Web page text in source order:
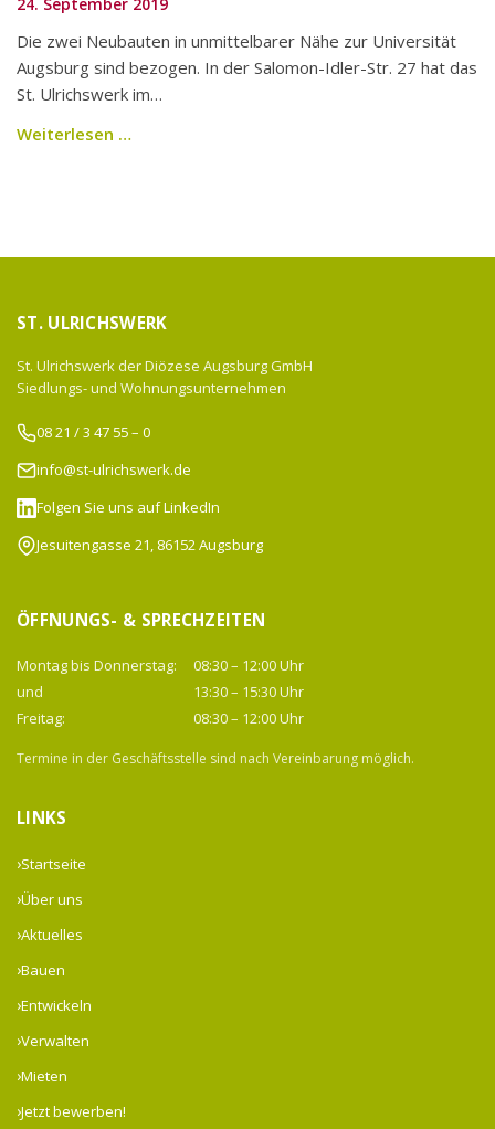
Die zwei Neubauten in unmittelbarer Nähe zur Universität
Augsburg sind bezogen. In der Salomon-Idler-Str. 27 hat das
St. Ulrichswerk im…
Weiterlesen …
ST. ULRICHSWERK
St. Ulrichswerk der Diözese Augsburg GmbH
Siedlungs- und Wohnungsunternehmen
08 21 / 3 47 55 – 0
info@st-ulrichswerk.de
Folgen Sie uns auf LinkedIn
Jesuitengasse 21, 86152 Augsburg
ÖFFNUNGS- & SPRECHZEITEN
Montag bis Donnerstag:
08:30 – 12:00 Uhr
und
13:30 – 15:30 Uhr
Freitag:
08:30 – 12:00 Uhr
Termine in der Geschäftsstelle sind nach Vereinbarung möglich.
LINKS
Startseite
Über uns
Aktuelles
Bauen
Entwickeln
Verwalten
Mieten
Jetzt bewerben!